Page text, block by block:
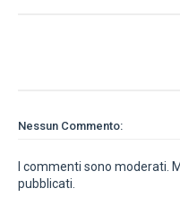
Nessun Commento:
I commenti sono moderati.
pubblicati.